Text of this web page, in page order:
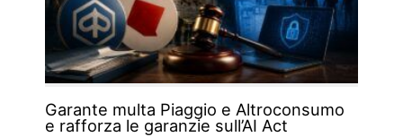
Garante multa Piaggio e Altroconsumo
e rafforza le garanzie sull’AI Act